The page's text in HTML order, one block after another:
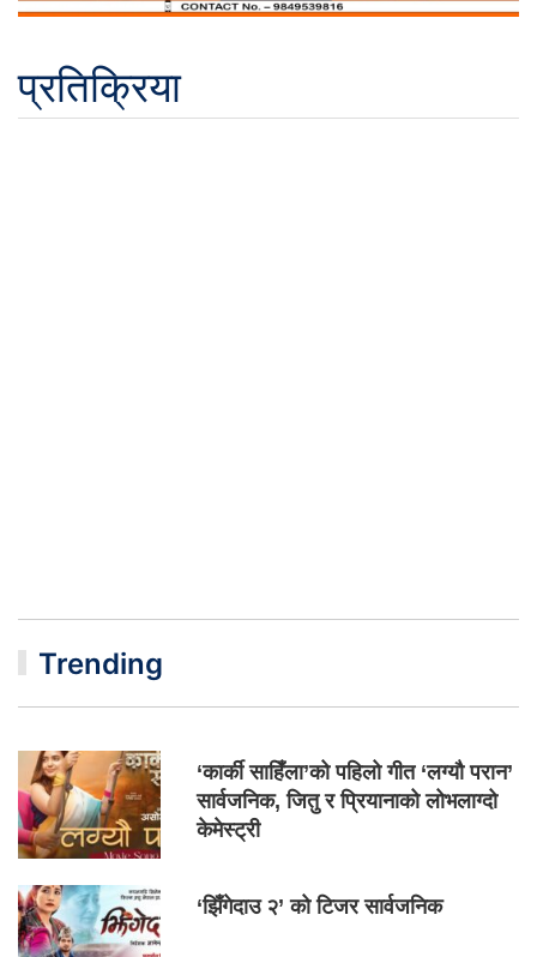
प्रतिक्रिया
Trending
‘कार्की साहिँला’को पहिलो गीत ‘लग्यौ परान’
सार्वजनिक, जितु र प्रियानाको लोभलाग्दो
केमेस्ट्री
‘झिँगेदाउ २’ को टिजर सार्वजनिक